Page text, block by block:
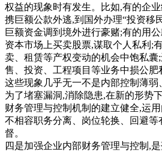
权益的现象时有发生。比如,有的企
携巨额公款外逃,到国外办理“投资移
巨额资金调到境外进行豪赌;有的用
资本市场上买卖股票,谋取个人私利;
卖、租赁等产权变动的机会中饱私囊
售、投资、工程项目等业务中损公肥
这些现象几乎无一不是内部控制薄弱
为了堵塞漏洞,消除隐患,在新的形势
财务管理与控制机制的建立健全,运用
不相容职务分离、岗位轮换、回避
督。
四是加强企业内部财务管理与控制,